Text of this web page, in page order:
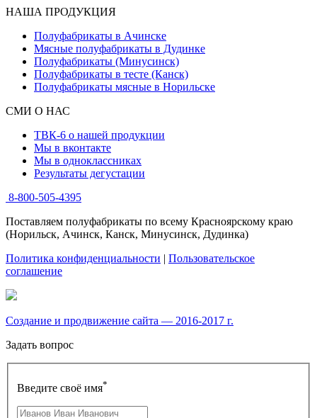
НАША ПРОДУКЦИЯ
Полуфабрикаты в Ачинске
Мясные полуфабрикаты в Дудинке
Полуфабрикаты (Минусинск)
Полуфабрикаты в тесте (Канск)
Полуфабрикаты мясные в Норильске
СМИ О НАС
ТВК-6 о нашей продукции
Мы в вконтакте
Мы в одноклассниках
Результаты дегустации
8-800-505-4395
Поставляем полуфабрикаты по всему Красноярскому краю
(Норильск, Ачинск, Канск, Минусинск, Дудинка)
Политика конфиденциальности | Пользовательское
соглашение
Создание и продвижение сайта — 2016-2017 г.
Задать вопрос
Введите своё имя*